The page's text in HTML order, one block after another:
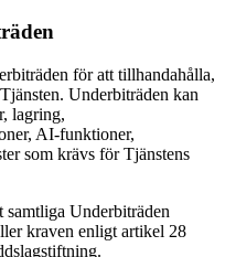
för att tillhandahålla,
Underbiträden kan
lagring,
AI-funktioner,
som krävs för Tjänstens
samtliga Underbiträden
kraven enligt artikel 28